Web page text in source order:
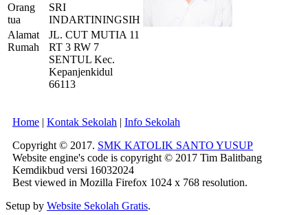
Orang
tua
SRI
INDARTININGSIH
Alamat
Rumah
JL. CUT MUTIA 11
RT 3 RW 7
SENTUL Kec.
Kepanjenkidul
66113
Home | Kontak Sekolah | Info Sekolah
Copyright © 2017. SMK KATOLIK SANTO YUSUP
Website engine's code is copyright © 2017 Tim Balitbang
Kemdikbud versi 16032024
Best viewed in Mozilla Firefox 1024 x 768 resolution.
Setup by Website Sekolah Gratis.